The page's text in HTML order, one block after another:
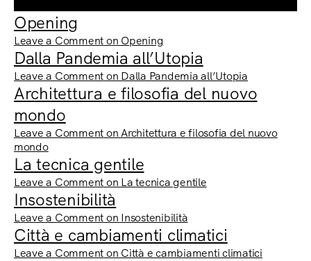
Opening
Leave a Comment on Opening
Dalla Pandemia all’Utopia
Leave a Comment on Dalla Pandemia all’Utopia
Architettura e filosofia del nuovo
mondo
Leave a Comment on Architettura e filosofia del nuovo
mondo
La tecnica gentile
Leave a Comment on La tecnica gentile
Insostenibilità
Leave a Comment on Insostenibilità
Città e cambiamenti climatici
Leave a Comment on Città e cambiamenti climatici